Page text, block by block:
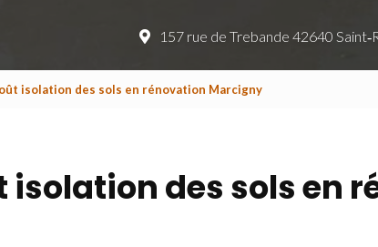
157 rue de Trebande 42640
isolation des sols en rénovation Marcigny
isolation des sols en